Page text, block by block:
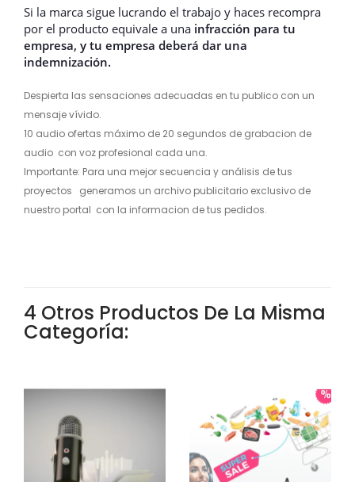
Si la marca sigue lucrando el trabajo y haces recompra
por el producto equivale a una infracción para tu
empresa, y tu empresa deberá dar una
indemnización.
Despierta las sensaciones adecuadas en tu publico con un
mensaje vívido.
10 audio ofertas máximo de 20 segundos de grabacion de
audio con voz profesional cada una.
Importante: Para una mejor secuencia y análisis de tus
proyectos generamos un archivo publicitario exclusivo de
nuestro portal con la informacion de tus pedidos.
4 Otros Productos De La Misma
Categoría: